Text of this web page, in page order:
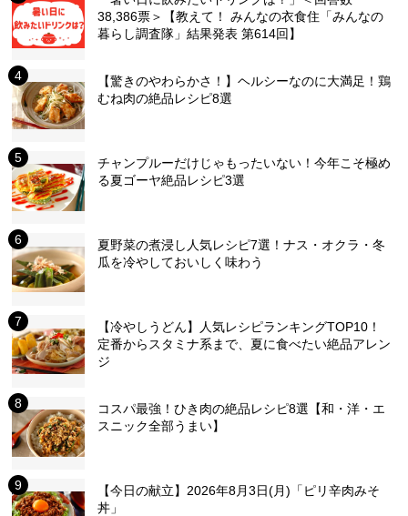
38,386票＞【教えて！ みんなの衣食住「みんなの
暮らし調査隊」結果発表 第614回】
【驚きのやわらかさ！】ヘルシーなのに大満足！鶏
むね肉の絶品レシピ8選
チャンプルーだけじゃもったいない！今年こそ極め
る夏ゴーヤ絶品レシピ3選
夏野菜の煮浸し人気レシピ7選！ナス・オクラ・冬
瓜を冷やしておいしく味わう
【冷やしうどん】人気レシピランキングTOP10！
定番からスタミナ系まで、夏に食べたい絶品アレン
ジ
コスパ最強！ひき肉の絶品レシピ8選【和・洋・エ
スニック全部うまい】
【今日の献立】2026年8月3日(月)「ピリ辛肉みそ
丼」